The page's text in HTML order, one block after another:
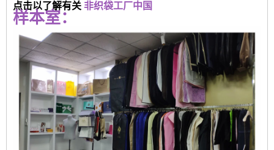
点击以了解有关 非织袋工厂中国
样本室：